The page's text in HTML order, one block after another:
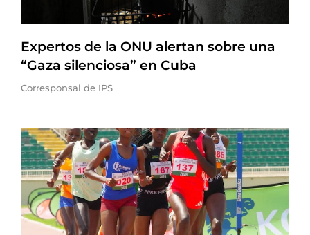
Expertos de la ONU alertan sobre una
“Gaza silenciosa” en Cuba
Corresponsal de IPS